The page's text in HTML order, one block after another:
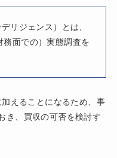
リジェンス）とは、
務面での）実態調査を
えることになるため、事
き、買収の可否を検討す